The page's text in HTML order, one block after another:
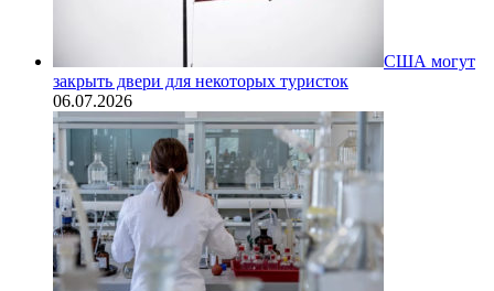
США могут
закрыть двери для некоторых туристок
06.07.2026